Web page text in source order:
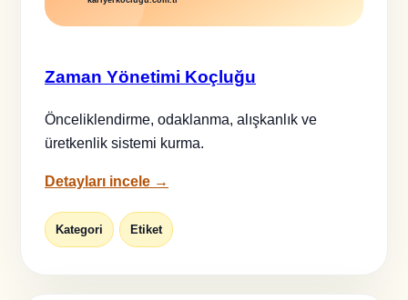
Zaman Yönetimi Koçluğu
Önceliklendirme, odaklanma, alışkanlık ve
üretkenlik sistemi kurma.
Detayları incele →
Kategori Etiket